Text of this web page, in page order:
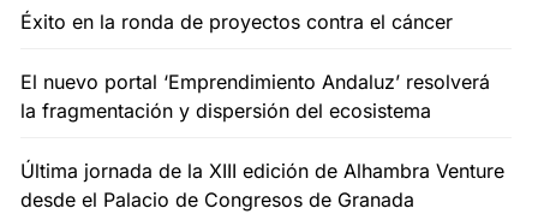
Éxito en la ronda de proyectos contra el cáncer
El nuevo portal ‘Emprendimiento Andaluz’ resolverá
la fragmentación y dispersión del ecosistema
Última jornada de la XIII edición de Alhambra Venture
desde el Palacio de Congresos de Granada